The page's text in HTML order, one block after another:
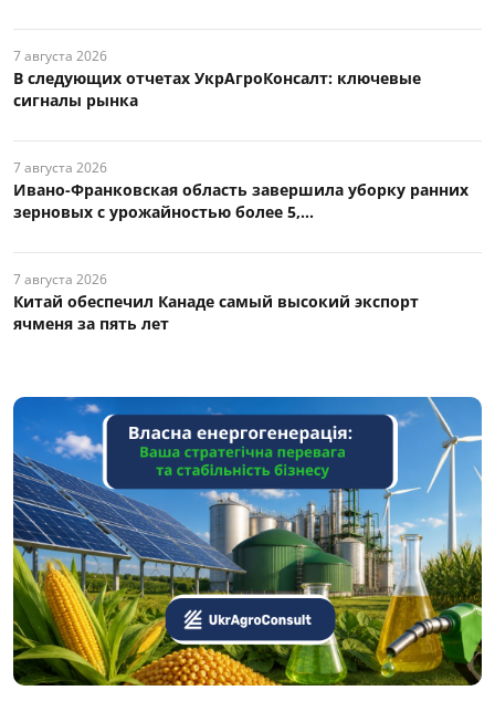
7 августа 2026
В следующих отчетах УкрАгроКонсалт: ключевые
сигналы рынка
7 августа 2026
Ивано-Франковская область завершила уборку ранних
зерновых с урожайностью более 5,...
7 августа 2026
Китай обеспечил Канаде самый высокий экспорт
ячменя за пять лет